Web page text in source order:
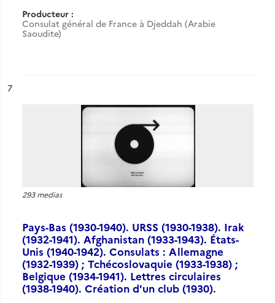
Producteur :
Consulat général de France à Djeddah (Arabie
Saoudite)
n°
7
293 medias
Pays-Bas (1930-1940). URSS (1930-1938). Irak
(1932-1941). Afghanistan (1933-1943). États-
Unis (1940-1942). Consulats : Allemagne
(1932-1939) ; Tchécoslovaquie (1933-1938) ;
Belgique (1934-1941). Lettres circulaires
(1938-1940). Création d'un club (1930).